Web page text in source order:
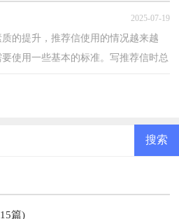
2025-07-19
的提升，推荐信使用的情况越来越
使用一些基本的标准。写推荐信时总
篇)